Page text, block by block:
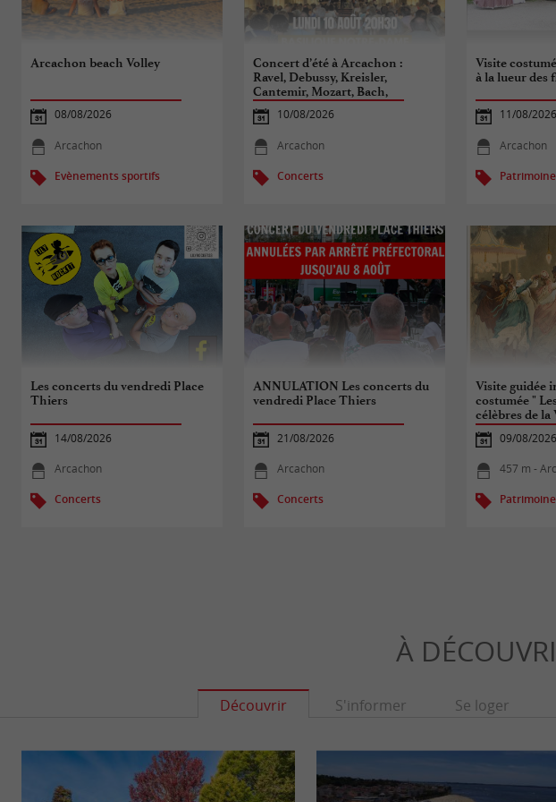
Arcachon beach Volley
08/08/2026
Arcachon
Evènements sportifs
Concert d’été à Arcachon :
Ravel, Debussy, Kreisler,
Cantemir, Mozart, Bach,
Piazzolla, Vivaldi
10/08/2026
Arcachon
Concerts
Visite
à la lueur des
11/08/2026
Arcachon
Patrimoine
Les concerts du vendredi Place
Thiers
14/08/2026
Arcachon
Concerts
ANNULATION Les concerts du
vendredi Place Thiers
21/08/2026
Arcachon
Concerts
Visite guidée
costumée "
célèbres de
Arcachon
09/08/2026
457 m -
Patrimoine
À
Découvrir S'informer Se loger